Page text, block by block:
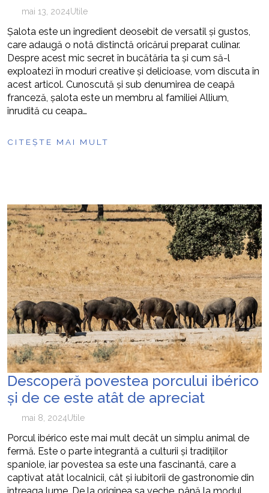
mai 13, 2024Utile
Șalota este un ingredient deosebit de versatil și gustos,
care adaugă o notă distinctă oricărui preparat culinar.
Despre acest mic secret în bucătăria ta și cum să-l
exploatezi în moduri creative și delicioase, vom discuta în
acest articol. Cunoscută și sub denumirea de ceapă
franceză, șalota este un membru al familiei Allium,
înrudită cu ceapa…
CITEȘTE MAI MULT
Descoperă povestea porcului ibérico
și de ce este atât de apreciat
mai 8, 2024Utile
Porcul ibérico este mai mult decât un simplu animal de
fermă. Este o parte integrantă a culturii și tradițiilor
spaniole, iar povestea sa este una fascinantă, care a
captivat atât localnicii, cât și iubitorii de gastronomie din